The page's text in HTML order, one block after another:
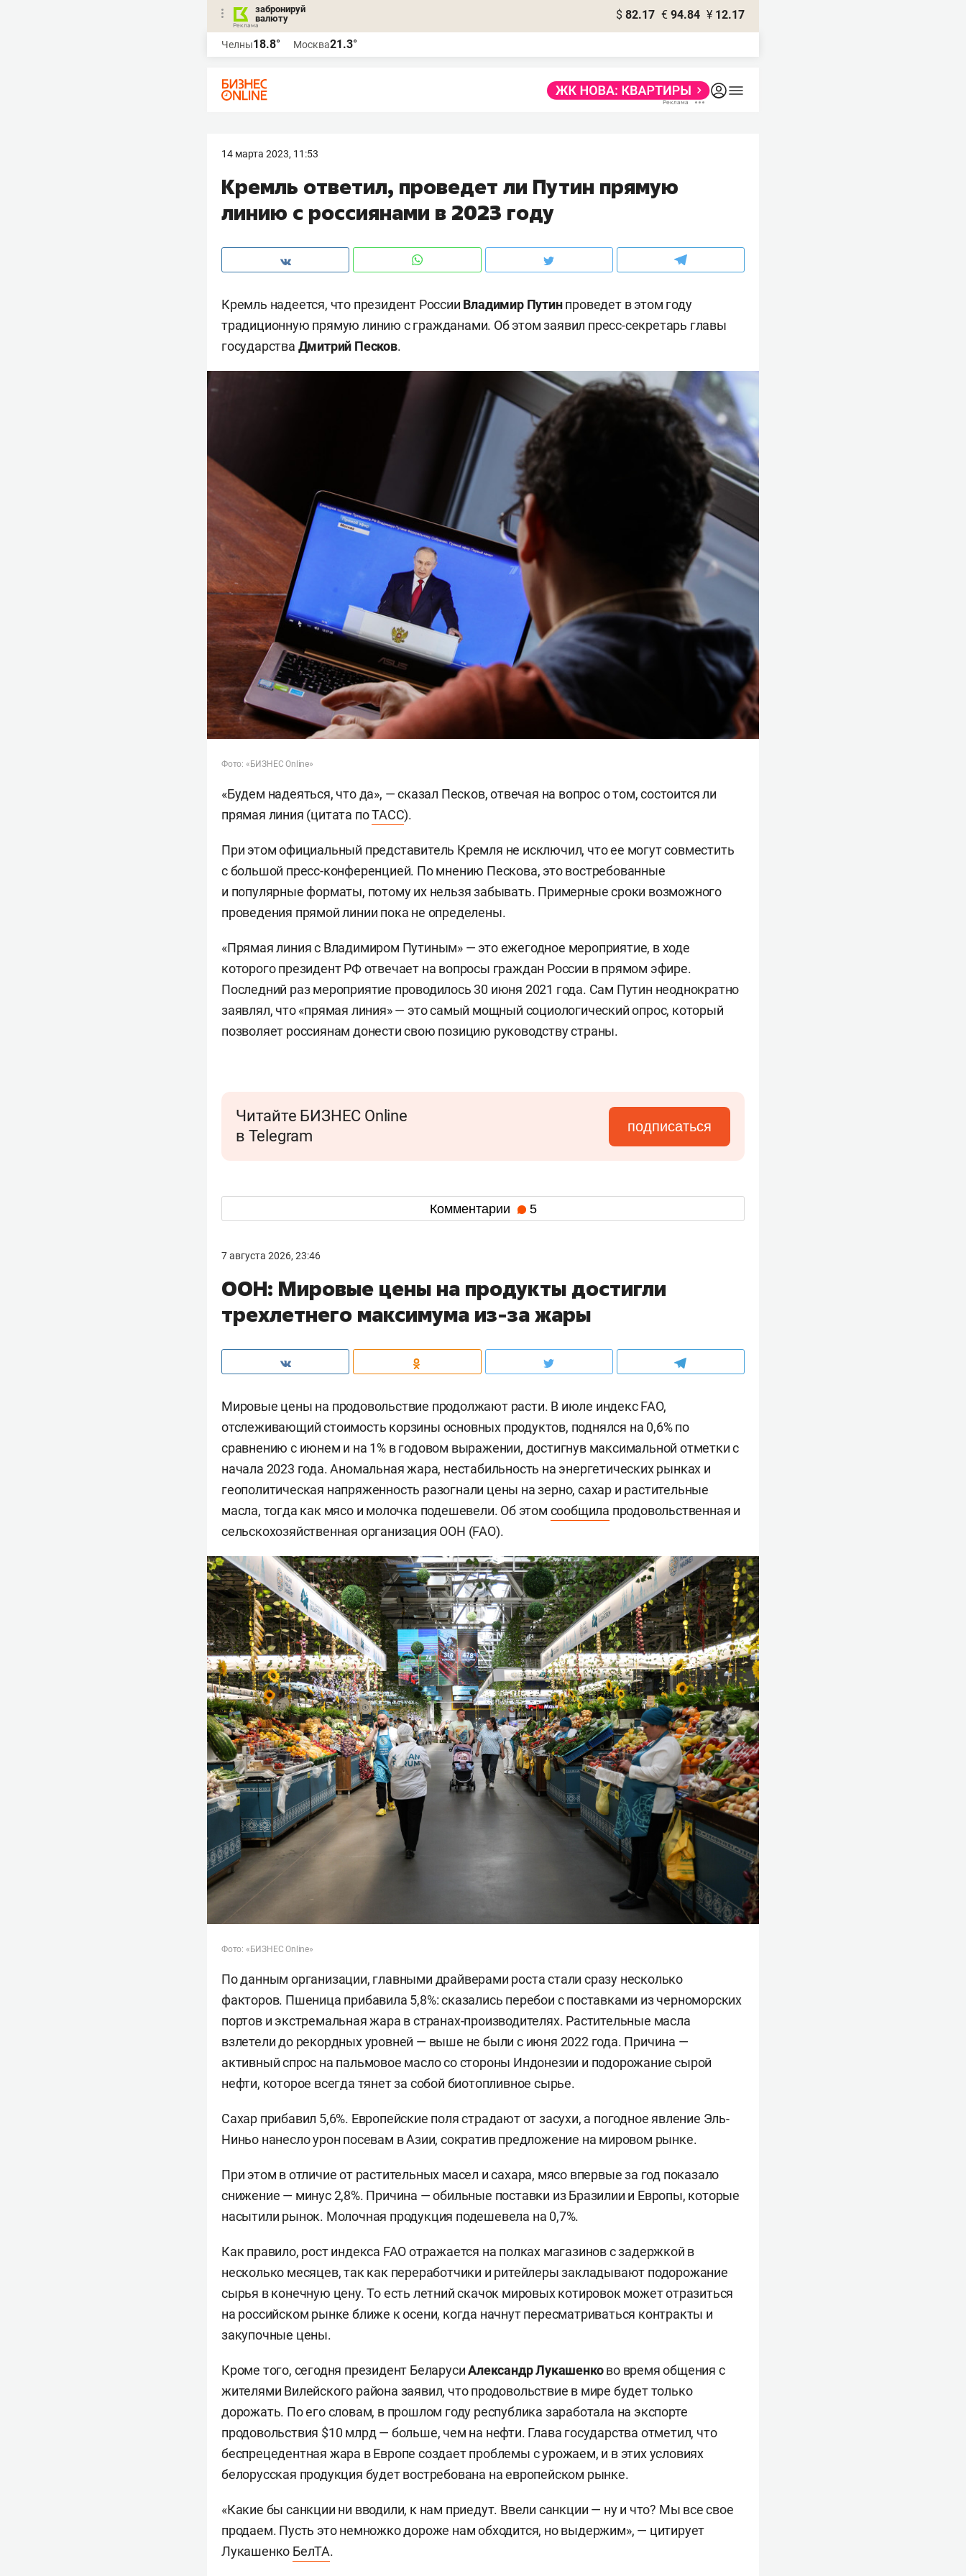
забронируй
валюту
$ 82.17 € 94.84 ¥ 12.17
Челны18.8° Москва21.3°
14 марта 2023, 11:53
Кремль ответил, проведет ли Путин прямую
линию с россиянами в 2023 году
Кремль надеется, что президент России Владимир Путинпроведет в этом году
традиционную прямую линию с гражданами. Об этом заявил пресс-секретарь главы
государства Дмитрий Песков.
Фото: «БИЗНЕС Online»
«Будем надеяться, что да», — сказал Песков, отвечая на вопрос о том, состоится ли
прямая линия (цитата поТАСС).
При этом официальный представитель Кремля не исключил, что ее могут совместить
с большой пресс-конференцией. По мнению Пескова, это востребованные
и популярные форматы, потому их нельзя забывать. Примерные сроки возможного
проведения прямой линии пока не определены.
«Прямая линия с Владимиром Путиным» — это ежегодное мероприятие, в ходе
которого президент РФ отвечает на вопросы граждан России в прямом эфире.
Последний раз мероприятие проводилось 30 июня 2021 года. Сам Путин неоднократно
заявлял, что «прямая линия» — это самый мощный социологический опрос, который
позволяет россиянам донести свою позицию руководству страны.
Читайте БИЗНЕС Online
в Telegram
подписаться
Комментарии 5
7 августа 2026, 23:46
ООН: Мировые цены на продукты достигли
трехлетнего максимума из-за жары
Мировые цены на продовольствие продолжают расти. В июле индекс FAO,
отслеживающий стоимость корзины основных продуктов, поднялся на 0,6% по
сравнению с июнем и на 1% в годовом выражении, достигнув максимальной отметки с
начала 2023 года. Аномальная жара, нестабильность на энергетических рынках и
геополитическая напряженность разогнали цены на зерно, сахар и растительные
масла, тогда как мясо и молочка подешевели. Об этом сообщила продовольственная и
сельскохозяйственная организация ООН (FAO).
Фото: «БИЗНЕС Online»
По данным организации, главными драйверами роста стали сразу несколько
факторов. Пшеница прибавила 5,8%: сказались перебои с поставками из черноморских
портов и экстремальная жара в странах-производителях. Растительные масла
взлетели до рекордных уровней — выше не были с июня 2022 года. Причина —
активный спрос на пальмовое масло со стороны Индонезии и подорожание сырой
нефти, которое всегда тянет за собой биотопливное сырье.
Сахар прибавил 5,6%. Европейские поля страдают от засухи, а погодное явление Эль-
Ниньо нанесло урон посевам в Азии, сократив предложение на мировом рынке.
При этом в отличие от растительных масел и сахара, мясо впервые за год показало
снижение — минус 2,8%. Причина — обильные поставки из Бразилии и Европы, которые
насытили рынок. Молочная продукция подешевела на 0,7%.
Как правило, рост индекса FAO отражается на полках магазинов с задержкой в
несколько месяцев, так как переработчики и ритейлеры закладывают подорожание
сырья в конечную цену. То есть летний скачок мировых котировок может отразиться
на российском рынке ближе к осени, когда начнут пересматриваться контракты и
закупочные цены.
Кроме того, сегодня президент БеларусиАлександр Лукашенково время общения с
жителями Вилейского района заявил, что продовольствие в мире будет только
дорожать. По его словам, в прошлом году республика заработала на экспорте
продовольствия $10 млрд — больше, чем на нефти. Глава государства отметил, что
беспрецедентная жара в Европе создает проблемы с урожаем, и в этих условиях
белорусская продукция будет востребована на европейском рынке.
«Какие бы санкции ни вводили, к нам приедут. Ввели санкции — ну и что? Мы все свое
продаем. Пусть это немножко дороже нам обходится, но выдержим», — цитирует
Лукашенко БелТА.